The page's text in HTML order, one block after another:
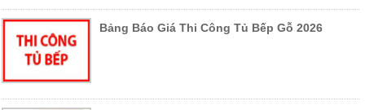
Bảng Báo Giá Thi Công Tủ Bếp Gỗ 2026